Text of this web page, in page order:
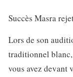
Succès Masra
Lors de son
traditionnel
vous avez devant